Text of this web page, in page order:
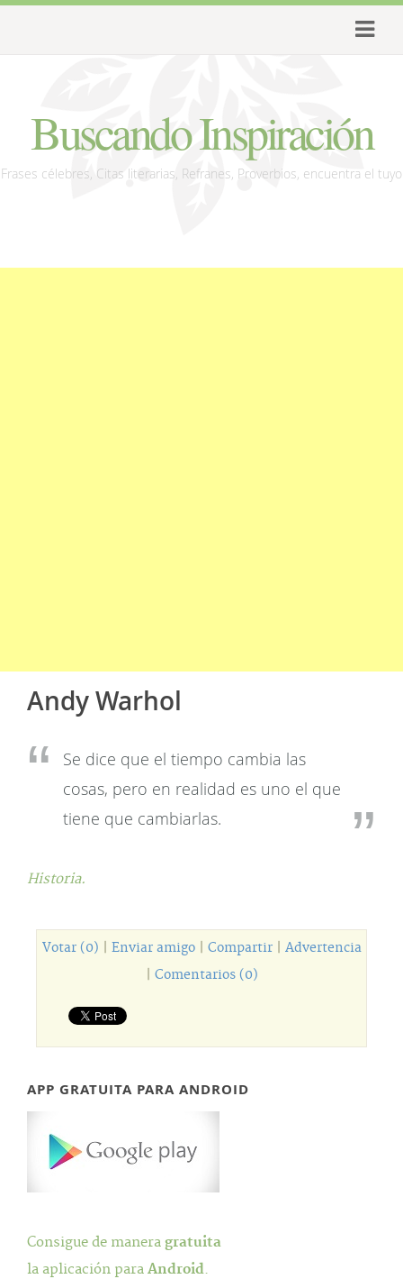
Buscando Inspiración
Frases célebres, Citas literarias, Refranes, Proverbios, encuentra el tuyo
Andy Warhol
Se dice que el tiempo cambia las
cosas, pero en realidad es uno el que
tiene que cambiarlas.
Historia.
Votar (0) Enviar amigo| Compartir| Advertencia
Comentarios (0)
APP GRATUITA PARA ANDROID
Consigue de manera gratuita
la aplicación para Android.